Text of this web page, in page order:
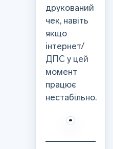
друкований
чек, навіть
якщо
інтернет/
ДПС у цей
момент
працює
нестабільно.